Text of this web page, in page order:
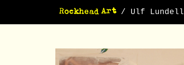
/ Ulf Lundell